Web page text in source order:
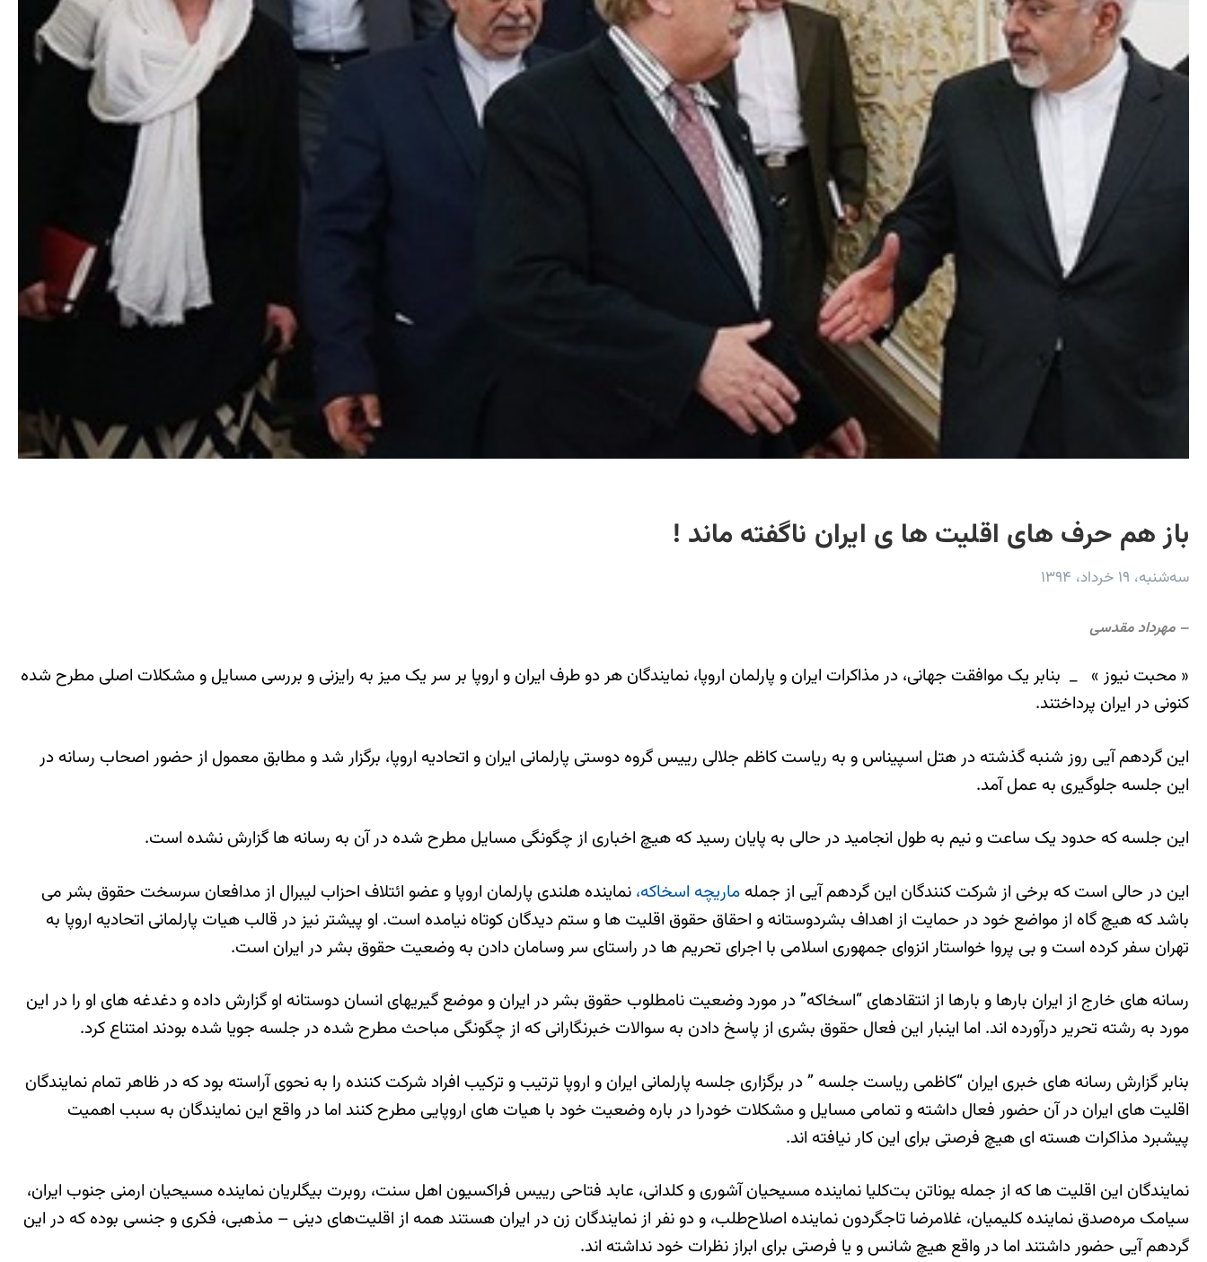
باز هم حرف های اقلیت ها ی ایران ناگفته ماند !
سه‌شنبه، ۱۹ خرداد، ۱۳۹۴
– مهرداد مقدسی
« محبت نیوز » _ بنابر یک موافقت جهانی، در مذاکرات ایران و پارلمان اروپا، نمایندگان هر دو طرف ایران و اروپا بر سر یک میز به رایزنی و بررسی مسایل و مشکلات اصلی مطرح شده
کنونی در ایران پرداختند.
این گردهم آیی روز شنبه گذشته در هتل اسپیناس و به ریاست کاظم جلالی رییس گروه دوستی پارلمانی ایران و اتحادیه اروپا، برگزار شد و مطابق معمول از حضور اصحاب رسانه در
این جلسه جلوگیری به عمل آمد.
این جلسه که حدود یک ساعت و نیم به طول انجامید در حالی به پایان رسید که هیچ اخباری از چگونگی مسایل مطرح شده در آن به رسانه ها گزارش نشده است.
این در حالی است که برخی از شرکت کنندگان این گردهم آیی از جمله ماریچه اسخاکه، نماینده هلندی پارلمان اروپا و عضو ائتلاف احزاب لیبرال از مدافعان سرسخت حقوق بشر می
باشد که هیچ گاه از مواضع خود در حمایت از اهداف بشردوستانه و احقاق حقوق اقلیت ها و ستم دیدگان کوتاه نیامده است. او پیشتر نیز در قالب هیات پارلمانی اتحادیه اروپا به
تهران سفر کرده است و بی پروا خواستار انزوای جمهوری اسلامی با اجرای تحریم ها در راستای سر وسامان دادن به وضعیت حقوق بشر در ایران است.
رسانه های خارج از ایران بارها و بارها از انتقادهای “اسخاکه” در مورد وضعیت نامطلوب حقوق بشر در ایران و موضع گیریهای انسان دوستانه او گزارش داده و دغدغه های او را در این
مورد به رشته تحریر درآورده اند. اما اینبار این فعال حقوق بشری از پاسخ دادن به سوالات خبرنگارانی که از چگونگی مباحث مطرح شده در جلسه جویا شده بودند امتناع کرد.
بنابر گزارش رسانه های خبری ایران “کاظمی ریاست جلسه ” در برگزاری جلسه پارلمانی ایران و اروپا ترتیب و ترکیب افراد شرکت کننده را به نحوی آراسته بود که در ظاهر تمام نمایندگان
اقلیت های ایران در آن حضور فعال داشته و تمامی مسایل و مشکلات خودرا در باره وضعیت خود با هیات های اروپایی مطرح کنند اما در واقع این نمایندگان به سبب اهمیت
پیشبرد مذاکرات هسته ای هیچ فرصتی برای این کار نیافته اند.
نمایندگان این اقلیت ها که از جمله یوناتن بت‌کلیا نماینده مسیحیان آشوری و کلدانی، عابد فتاحی رییس فراکسیون اهل سنت، روبرت بیگلریان نماینده مسیحیان ارمنی جنوب ایران،
سیامک مره‌صدق نماینده کلیمیان، غلامرضا تاجگردون نماینده اصلاح‌طلب، و دو نفر از نمایندگان زن در ایران هستند همه از اقلیت‌های دینی – مذهبی، فکری و جنسی بوده که در این
گردهم آیی حضور داشتند اما در واقع هیچ شانس و یا فرصتی برای ابراز نظرات خود نداشته اند.